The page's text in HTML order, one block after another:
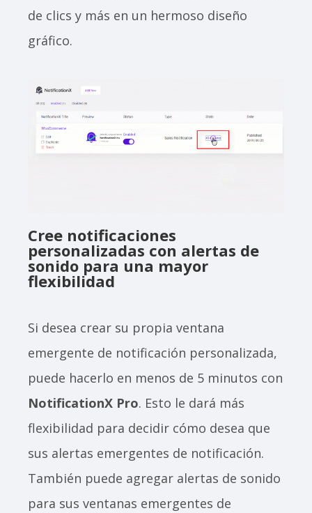
de clics y más en un hermoso diseño
gráfico.
Cree notificaciones
personalizadas con alertas de
sonido para una mayor
flexibilidad
Si desea crear su propia ventana
emergente de notificación personalizada,
puede hacerlo en menos de 5 minutos con
NotificationX Pro. Esto le dará más
flexibilidad para decidir cómo desea que
sus alertas emergentes de notificación.
También puede agregar alertas de sonido
para sus ventanas emergentes de